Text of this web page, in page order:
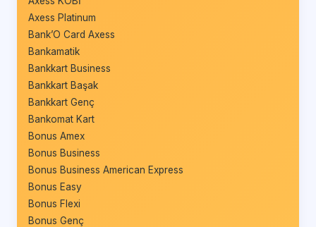
Axess Platinum
Bank’O Card Axess
Bankamatik
Bankkart Business
Bankkart Başak
Bankkart Genç
Bankomat Kart
Bonus Amex
Bonus Business
Bonus Business American Express
Bonus Easy
Bonus Flexi
Bonus Genç